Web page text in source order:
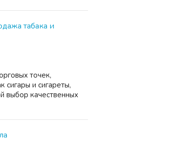
табака и
точек,
сигары и сигареты,
выбор качественных